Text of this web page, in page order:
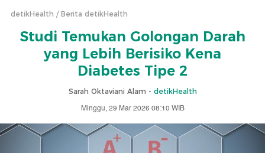
detikHealth Berita detikHealth
Studi Temukan Golongan Darah
yang Lebih Berisiko Kena
Diabetes Tipe 2
Sarah Oktaviani Alam - detikHealth
Minggu, 29 Mar 2026 08:10 WIB